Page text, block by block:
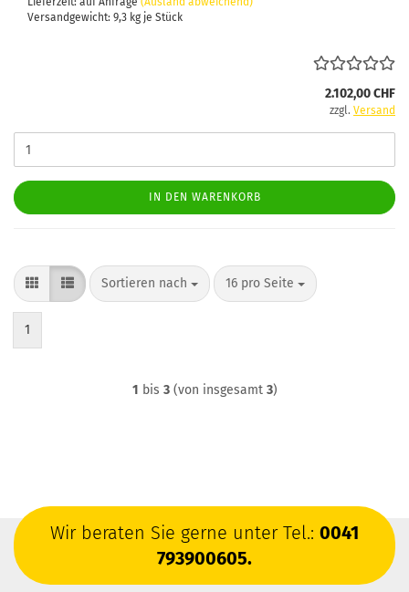
Versandgewicht: 9,3 kg je Stück
2.102,00 CHF
zzgl. Versand
IN DEN WARENKORB
Sortieren nach
Sortieren nach 16 pro Seite
pro Seite
1
1 bis 3(von insgesamt 3)
Wir beraten Sie gerne unter Tel.: 0041
793900605.